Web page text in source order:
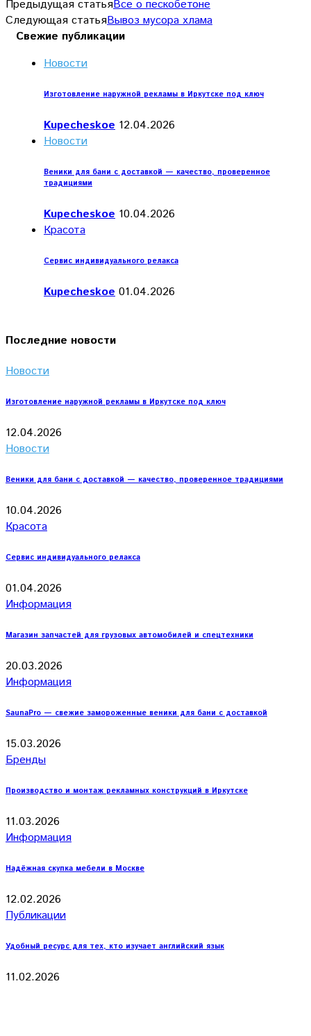
Предыдущая статьяВсе о пескобетоне
Следующая статьяВывоз мусора хлама
Свежие публикации
Новости
Изготовление наружной рекламы в Иркутске под ключ
Kupecheskoe 12.04.2026
Новости
Веники для бани с доставкой — качество, проверенное
традициями
Kupecheskoe 10.04.2026
Красота
Сервис индивидуального релакса
Kupecheskoe 01.04.2026
Последние новости
Новости
Изготовление наружной рекламы в Иркутске под ключ
12.04.2026
Новости
Веники для бани с доставкой — качество, проверенное традициями
10.04.2026
Красота
Сервис индивидуального релакса
01.04.2026
Информация
Магазин запчастей для грузовых автомобилей и спецтехники
20.03.2026
Информация
SaunaPro — свежие замороженные веники для бани с доставкой
15.03.2026
Бренды
Производство и монтаж рекламных конструкций в Иркутске
11.03.2026
Информация
Надёжная скупка мебели в Москве
12.02.2026
Публикации
Удобный ресурс для тех, кто изучает английский язык
11.02.2026